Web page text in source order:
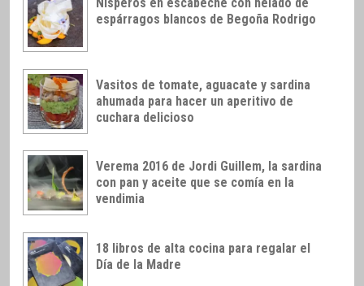
espárragos blancos de Begoña Rodrigo
Vasitos de tomate, aguacate y sardina
ahumada para hacer un aperitivo de
cuchara delicioso
Verema 2016 de Jordi Guillem, la sardina
con pan y aceite que se comía en la
vendimia
18 libros de alta cocina para regalar el
Día de la Madre